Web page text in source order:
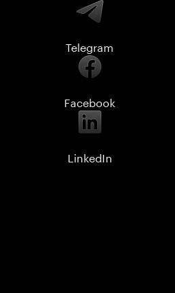
Telegram
Facebook
LinkedIn